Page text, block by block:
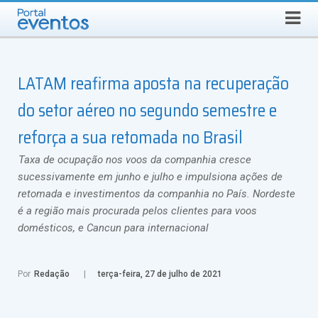
Select Language ▼
LATAM reafirma aposta na recuperação
do setor aéreo no segundo semestre e
reforça a sua retomada no Brasil
Taxa de ocupação nos voos da companhia cresce
sucessivamente em junho e julho e impulsiona ações de
retomada e investimentos da companhia no País. Nordeste
é a região mais procurada pelos clientes para voos
domésticos, e Cancun para internacional
Por Redação terça-feira, 27 de julho de 2021